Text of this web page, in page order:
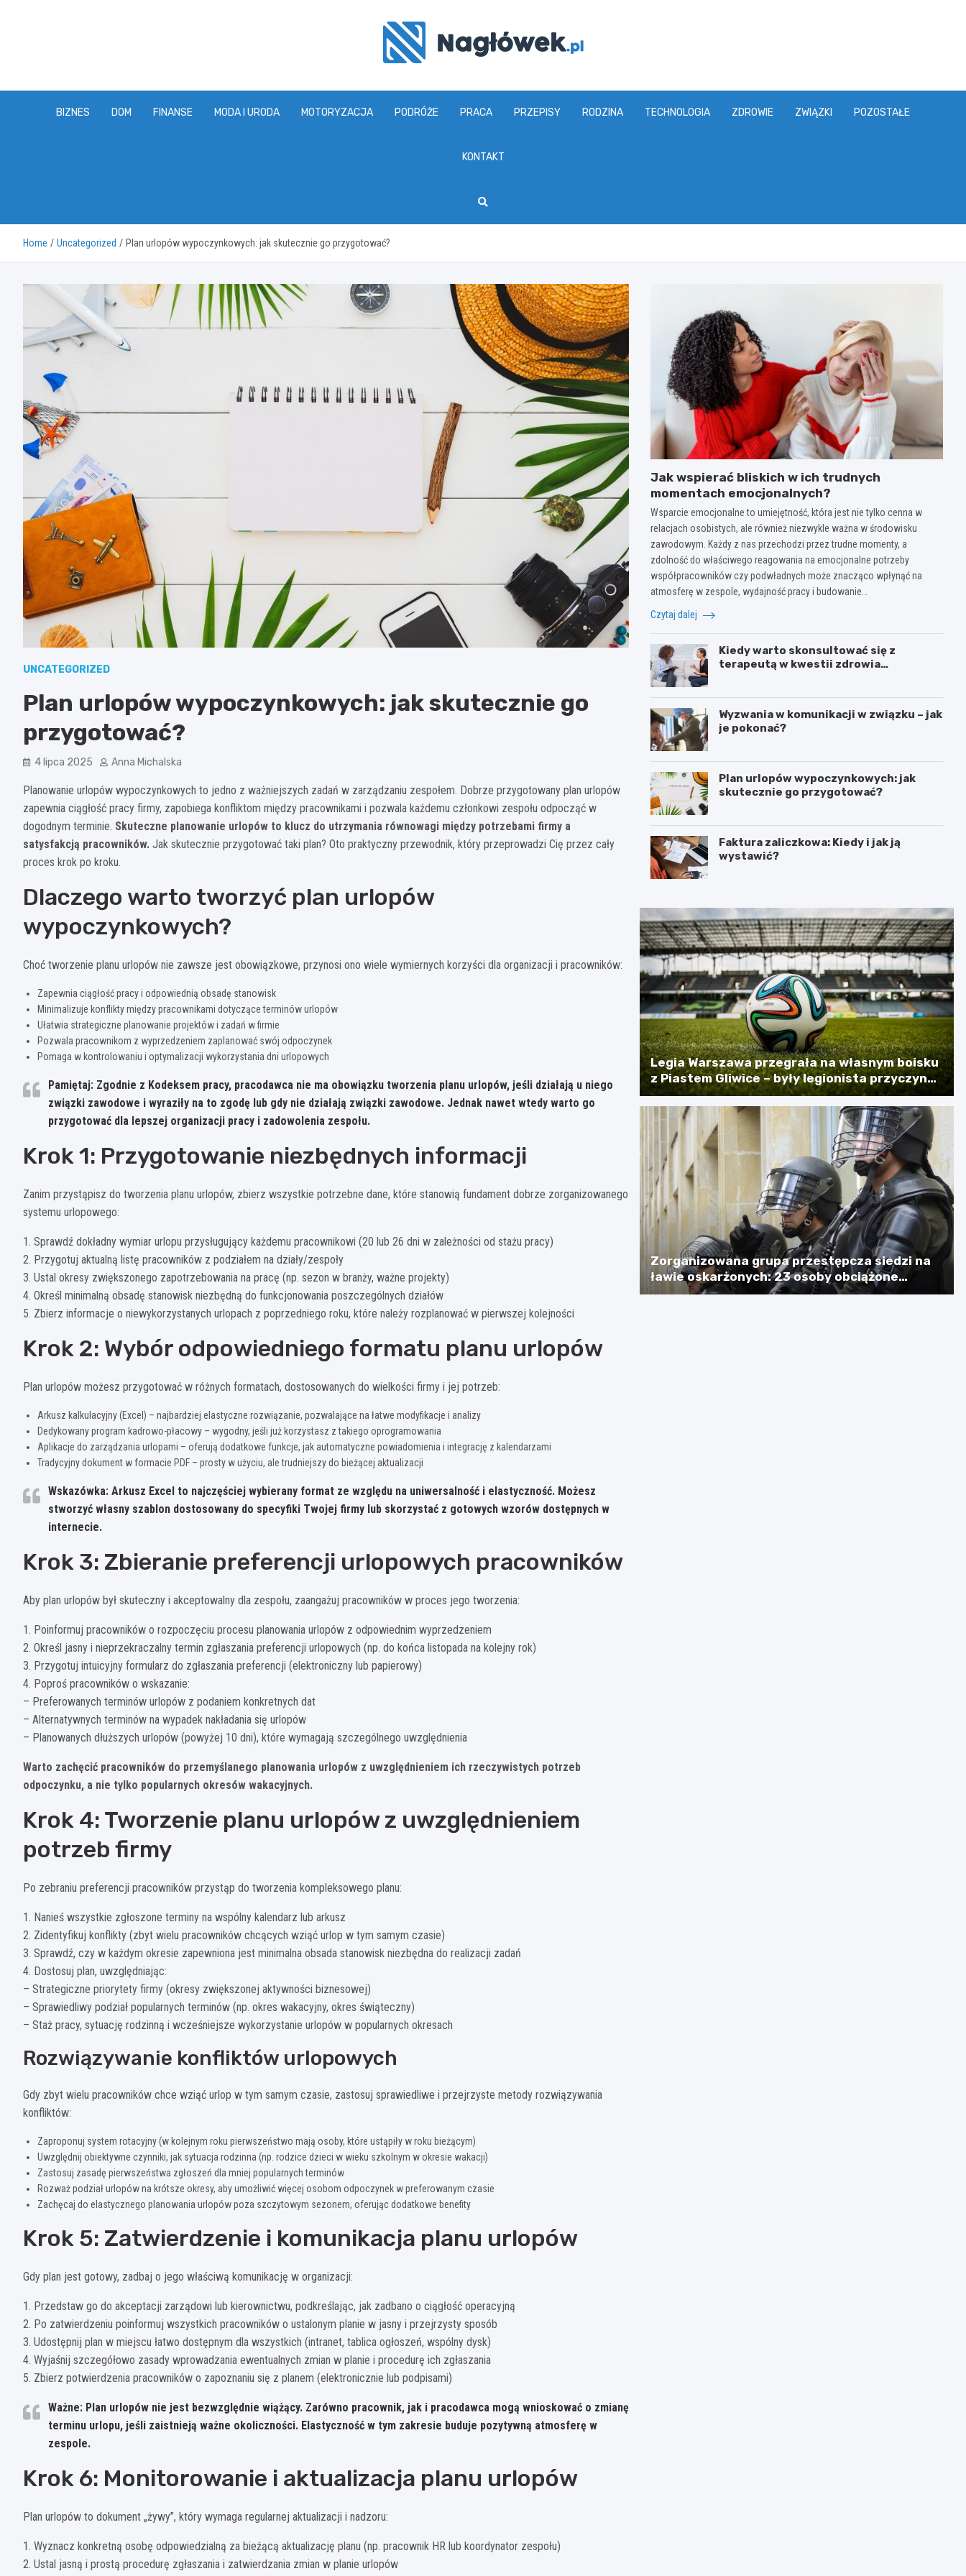
www.naglowek.pl
BIZNES DOM FINANSE MODA I URODA MOTORYZACJA PODRÓŻE PRACA PRZEPISY RODZINA TECHNOLOGIA ZDROWIE ZWIĄZKI POZOSTAŁE
KONTAKT
Home Uncategorized Plan urlopów wypoczynkowych: jak skutecznie go przygotować?
UNCATEGORIZED
Plan urlopów wypoczynkowych: jak skutecznie go
przygotować?
4 lipca 2025 Anna Michalska
Planowanie urlopów wypoczynkowych to jedno z ważniejszych zadań w zarządzaniu zespołem. Dobrze przygotowany plan urlopów
zapewnia ciągłość pracy firmy, zapobiega konfliktom między pracownikami i pozwala każdemu członkowi zespołu odpocząć w
dogodnym terminie. Skuteczne planowanie urlopów to klucz do utrzymania równowagi między potrzebami firmy a
satysfakcją pracowników. Jak skutecznie przygotować taki plan? Oto praktyczny przewodnik, który przeprowadzi Cię przez cały
proces krok po kroku.
Dlaczego warto tworzyć plan urlopów
wypoczynkowych?
Choć tworzenie planu urlopów nie zawsze jest obowiązkowe, przynosi ono wiele wymiernych korzyści dla organizacji i pracowników:
Zapewnia ciągłość pracy i odpowiednią obsadę stanowisk
Minimalizuje konflikty między pracownikami dotyczące terminów urlopów
Ułatwia strategiczne planowanie projektów i zadań w firmie
Pozwala pracownikom z wyprzedzeniem zaplanować swój odpoczynek
Pomaga w kontrolowaniu i optymalizacji wykorzystania dni urlopowych
Pamiętaj: Zgodnie z Kodeksem pracy, pracodawca nie ma obowiązku tworzenia planu urlopów, jeśli działają u niego
związki zawodowe i wyraziły na to zgodę lub gdy nie działają związki zawodowe. Jednak nawet wtedy warto go
przygotować dla lepszej organizacji pracy i zadowolenia zespołu.
Krok 1: Przygotowanie niezbędnych informacji
Zanim przystąpisz do tworzenia planu urlopów, zbierz wszystkie potrzebne dane, które stanowią fundament dobrze zorganizowanego
systemu urlopowego:
1. Sprawdź dokładny wymiar urlopu przysługujący każdemu pracownikowi (20 lub 26 dni w zależności od stażu pracy)
2. Przygotuj aktualną listę pracowników z podziałem na działy/zespoły
3. Ustal okresy zwiększonego zapotrzebowania na pracę (np. sezon w branży, ważne projekty)
4. Określ minimalną obsadę stanowisk niezbędną do funkcjonowania poszczególnych działów
5. Zbierz informacje o niewykorzystanych urlopach z poprzedniego roku, które należy rozplanować w pierwszej kolejności
Krok 2: Wybór odpowiedniego formatu planu urlopów
Plan urlopów możesz przygotować w różnych formatach, dostosowanych do wielkości firmy i jej potrzeb:
Arkusz kalkulacyjny (Excel) – najbardziej elastyczne rozwiązanie, pozwalające na łatwe modyfikacje i analizy
Dedykowany program kadrowo-płacowy – wygodny, jeśli już korzystasz z takiego oprogramowania
Aplikacje do zarządzania urlopami – oferują dodatkowe funkcje, jak automatyczne powiadomienia i integrację z kalendarzami
Tradycyjny dokument w formacie PDF – prosty w użyciu, ale trudniejszy do bieżącej aktualizacji
Wskazówka: Arkusz Excel to najczęściej wybierany format ze względu na uniwersalność i elastyczność. Możesz
stworzyć własny szablon dostosowany do specyfiki Twojej firmy lub skorzystać z gotowych wzorów dostępnych w
internecie.
Krok 3: Zbieranie preferencji urlopowych pracowników
Aby plan urlopów był skuteczny i akceptowalny dla zespołu, zaangażuj pracowników w proces jego tworzenia:
1. Poinformuj pracowników o rozpoczęciu procesu planowania urlopów z odpowiednim wyprzedzeniem
2. Określ jasny i nieprzekraczalny termin zgłaszania preferencji urlopowych (np. do końca listopada na kolejny rok)
3. Przygotuj intuicyjny formularz do zgłaszania preferencji (elektroniczny lub papierowy)
4. Poproś pracowników o wskazanie:
– Preferowanych terminów urlopów z podaniem konkretnych dat
– Alternatywnych terminów na wypadek nakładania się urlopów
– Planowanych dłuższych urlopów (powyżej 10 dni), które wymagają szczególnego uwzględnienia
Warto zachęcić pracowników do przemyślanego planowania urlopów z uwzględnieniem ich rzeczywistych potrzeb
odpoczynku, a nie tylko popularnych okresów wakacyjnych.
Krok 4: Tworzenie planu urlopów z uwzględnieniem
potrzeb firmy
Po zebraniu preferencji pracowników przystąp do tworzenia kompleksowego planu:
1. Nanieś wszystkie zgłoszone terminy na wspólny kalendarz lub arkusz
2. Zidentyfikuj konflikty (zbyt wielu pracowników chcących wziąć urlop w tym samym czasie)
3. Sprawdź, czy w każdym okresie zapewniona jest minimalna obsada stanowisk niezbędna do realizacji zadań
4. Dostosuj plan, uwzględniając:
– Strategiczne priorytety firmy (okresy zwiększonej aktywności biznesowej)
– Sprawiedliwy podział popularnych terminów (np. okres wakacyjny, okres świąteczny)
– Staż pracy, sytuację rodzinną i wcześniejsze wykorzystanie urlopów w popularnych okresach
Rozwiązywanie konfliktów urlopowych
Gdy zbyt wielu pracowników chce wziąć urlop w tym samym czasie, zastosuj sprawiedliwe i przejrzyste metody rozwiązywania
konfliktów:
Zaproponuj system rotacyjny (w kolejnym roku pierwszeństwo mają osoby, które ustąpiły w roku bieżącym)
Uwzględnij obiektywne czynniki, jak sytuacja rodzinna (np. rodzice dzieci w wieku szkolnym w okresie wakacji)
Zastosuj zasadę pierwszeństwa zgłoszeń dla mniej popularnych terminów
Rozważ podział urlopów na krótsze okresy, aby umożliwić więcej osobom odpoczynek w preferowanym czasie
Zachęcaj do elastycznego planowania urlopów poza szczytowym sezonem, oferując dodatkowe benefity
Krok 5: Zatwierdzenie i komunikacja planu urlopów
Gdy plan jest gotowy, zadbaj o jego właściwą komunikację w organizacji:
1. Przedstaw go do akceptacji zarządowi lub kierownictwu, podkreślając, jak zadbano o ciągłość operacyjną
2. Po zatwierdzeniu poinformuj wszystkich pracowników o ustalonym planie w jasny i przejrzysty sposób
3. Udostępnij plan w miejscu łatwo dostępnym dla wszystkich (intranet, tablica ogłoszeń, wspólny dysk)
4. Wyjaśnij szczegółowo zasady wprowadzania ewentualnych zmian w planie i procedurę ich zgłaszania
5. Zbierz potwierdzenia pracowników o zapoznaniu się z planem (elektronicznie lub podpisami)
Ważne: Plan urlopów nie jest bezwzględnie wiążący. Zarówno pracownik, jak i pracodawca mogą wnioskować o zmianę
terminu urlopu, jeśli zaistnieją ważne okoliczności. Elastyczność w tym zakresie buduje pozytywną atmosferę w
zespole.
Krok 6: Monitorowanie i aktualizacja planu urlopów
Plan urlopów to dokument „żywy”, który wymaga regularnej aktualizacji i nadzoru:
1. Wyznacz konkretną osobę odpowiedzialną za bieżącą aktualizację planu (np. pracownik HR lub koordynator zespołu)
2. Ustal jasną i prostą procedurę zgłaszania i zatwierdzania zmian w planie urlopów
Jak wspierać bliskich w ich trudnych
momentach emocjonalnych?
Wsparcie emocjonalne to umiejętność, która jest nie tylko cenna w
relacjach osobistych, ale również niezwykle ważna w środowisku
zawodowym. Każdy z nas przechodzi przez trudne momenty, a
zdolność do właściwego reagowania na emocjonalne potrzeby
współpracowników czy podwładnych może znacząco wpłynąć na
atmosferę w zespole, wydajność pracy i budowanie…
Czytaj dalej
Kiedy warto skonsultować się z
terapeutą w kwestii zdrowia
Wyzwania w komunikacji w związku – jak
je pokonać?
Plan urlopów wypoczynkowych: jak
skutecznie go przygotować?
Faktura zaliczkowa: Kiedy i jak ją
wystawić?
Legia Warszawa przegrała na własnym boisku
z Piastem Gliwice – były legionista przyczyną
porażki
Zorganizowana grupa przestępcza siedzi na
ławie oskarżonych: 23 osoby obciążone
zarzutami